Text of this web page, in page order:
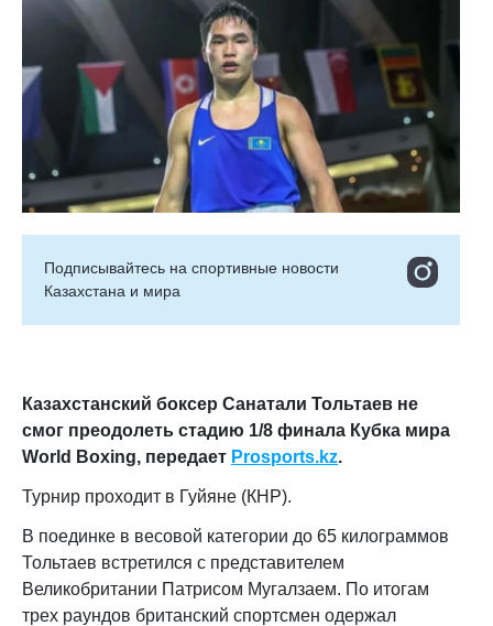
Подписывайтесь на cпортивные новости
Казахстана и мира
Казахстанский боксер Санатали Тольтаев не
смог преодолеть стадию 1/8 финала Кубка мира
World Boxing, передает Prosports.kz.
Турнир проходит в Гуйяне (КНР).
В поединке в весовой категории до 65 килограммов
Тольтаев встретился с представителем
Великобритании Патрисом Мугалзаем. По итогам
трех раундов британский спортсмен одержал